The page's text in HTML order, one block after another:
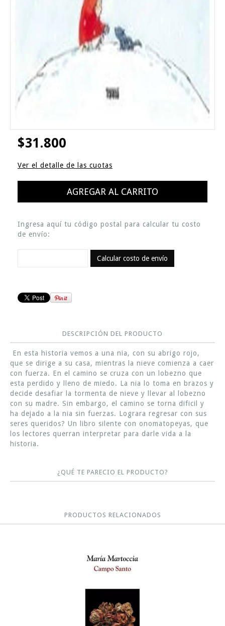
$31.800
Ver el detalle de las cuotas
Ingresa aquí tu código postal para calcular tu costo
de envío:
Calcular costo de envío
DESCRIPCIÓN DEL PRODUCTO
En esta historia vemos a una nia, con su abrigo rojo,
que se dirige a su casa, mientras la nieve comienza a caer
con fuerza. En el camino se cruza con un lobezno que
esta perdido y lleno de miedo. La nia lo toma en brazos y
decide desafiar la tormenta de nieve y llevar al lobezno
con su madre. Sin embargo, el camino se torna dificil y
ha dejado a la nia sin fuerzas. Lograra regresar con sus
seres queridos? Un libro silente con onomatopeyas, que
los lectores querran interpretar para darle vida a la
historia.
¿QUÉ TE PARECIO EL PRODUCTO?
PRODUCTOS RELACIONADOS